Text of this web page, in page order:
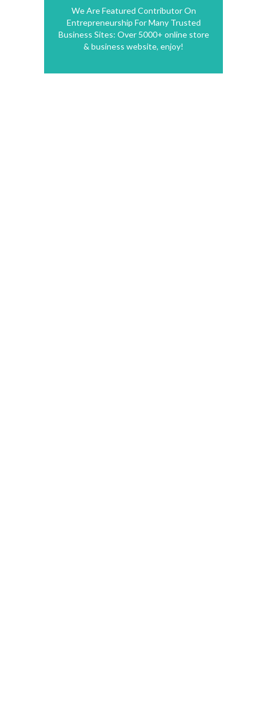
We Are Featured Contributor On
Entrepreneurship For Many Trusted
Business Sites: Over 5000+ online store
& business website, enjoy!